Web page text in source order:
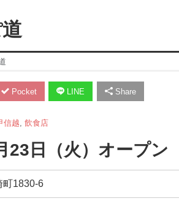
Pocket LINE Share
信越 飲食店
23日（火）オープン
町1830-6